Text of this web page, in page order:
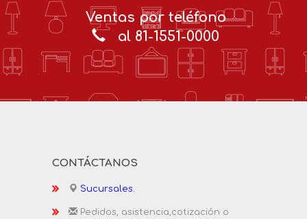
Ventas por teléfono
al 81-1551-0000
CONTÁCTANOS
Sucursales.
Pedidos, asistencia,cotización o